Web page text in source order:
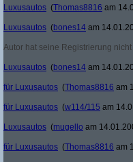
Luxusautos (Thomas8816 am
Luxusautos (bones14 am
Autor hat seine Registrierung
Luxusautos (bones14 am
für Luxusautos (Thomas8816 am
für Luxusautos (w114/115 am
Luxusautos (mugello am
für Luxusautos (Thomas8816 am